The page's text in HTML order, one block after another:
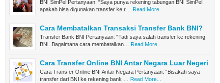
BNI SimPel Pertanyaan: “Saya punya rekening tabungan BNI SimPel
apakah bisa digunakan transfer ke r…
Read More...
Cara Membatalkan Transaksi Transfer Bank BNI?
Transfer Bank BNI Pertanyaan: “Tadi saya salah transfer ke rekening
BNI. Bagaimana cara membatalkan…
Read More...
Cara Transfer Online BNI Antar Negara Luar Negeri
Cara Transfer Online BNI Antar Negara Pertanyaan: “Bisakah saya
transfer dari BNI ke rekening bank …
Read More...